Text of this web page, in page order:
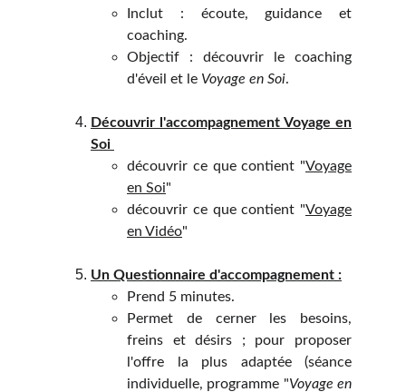
Inclut : écoute, guidance et
coaching.
Objectif : découvrir le coaching
d'éveil et le Voyage en Soi.
Découvrir l'accompagnement Voyage en
Soi
découvrir ce que contient "Voyage
en Soi"
découvrir ce que contient "Voyage
en Vidéo"
Un Questionnaire d'accompagnement :
Prend 5 minutes.
Permet de cerner les besoins,
freins et désirs ; pour proposer
l'offre la plus adaptée (séance
individuelle, programme "Voyage en